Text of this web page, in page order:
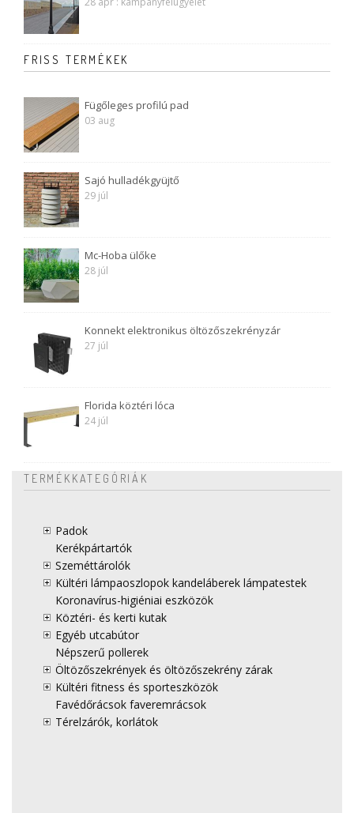
FRISS TERMÉKEK
Fügőleges profilú pad
03 aug
Sajó hulladékgyüjtő
29 júl
Mc-Hoba ülőke
28 júl
Konnekt elektronikus öltözőszekrényzár
27 júl
Florida köztéri lóca
24 júl
TERMÉKKATEGÓRIÁK
Padok
Kerékpártartók
Szeméttárolók
Kültéri lámpaoszlopok kandeláberek lámpatestek
Koronavírus-higiéniai eszközök
Köztéri- és kerti kutak
Egyéb utcabútor
Népszerű pollerek
Öltözőszekrények és öltözőszekrény zárak
Kültéri fitness és sporteszközök
Favédőrácsok faveremrácsok
Térelzárók, korlátok